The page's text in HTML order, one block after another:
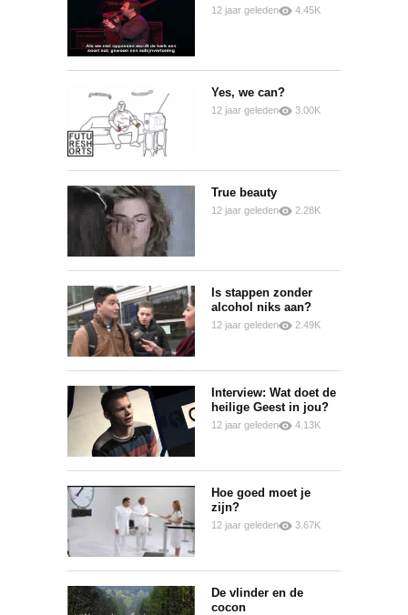
12 jaar geleden
4.45K
Yes, we can?
12 jaar geleden
3.00K
True beauty
12 jaar geleden
2.28K
Is stappen zonder
alcohol niks aan?
12 jaar geleden
2.49K
Interview: Wat doet de
heilige Geest in jou?
12 jaar geleden
4.13K
Hoe goed moet je
zijn?
12 jaar geleden
3.67K
De vlinder en de
cocon